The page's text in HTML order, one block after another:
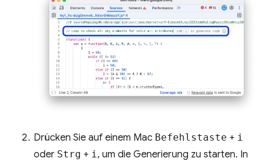
Drücken Sie auf einem Mac Befehlstaste + i
oder Strg + i , um die Generierung zu starten. In